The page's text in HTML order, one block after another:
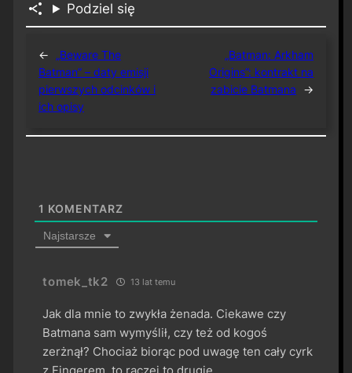
Podziel się
←
„Beware The
Batman” – daty emisji
pierwszych odcinków i
ich opisy
„Batman: Arkham
Origins”: kontrakt na
zabicie Batmana
→
1 KOMENTARZ
Najstarsze
tomek_tk2 13 lat temu
Jak dla mnie to zwykła żenada. Ciekawe czy
Batmana sam wymyślił, czy też od kogoś
zerżnął? Chociaż biorąc pod uwagę ten cały cyrk
z Fingerem, to raczej to drugie.